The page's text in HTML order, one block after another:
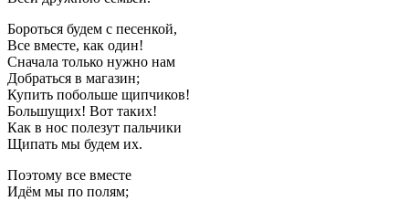
Бороться будем с песенкой,
Все вместе, как один!
Сначала только нужно нам
Добраться в магазин;
Купить побольше щипчиков!
Большущих! Вот таких!
Как в нос полезут пальчики
Щипать мы будем их.
Поэтому все вместе
Идём мы по полям;